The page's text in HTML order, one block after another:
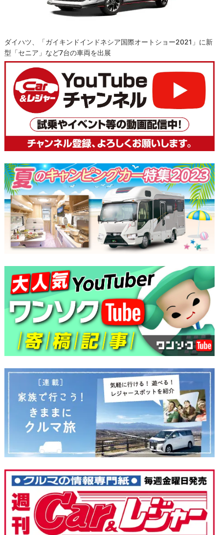
ダイハツ、「ガイキンドインドネシア国際オートショー2021」に新
型「セニア」など7台の車両を出展